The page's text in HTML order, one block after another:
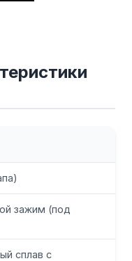
зажим (под
сплав с